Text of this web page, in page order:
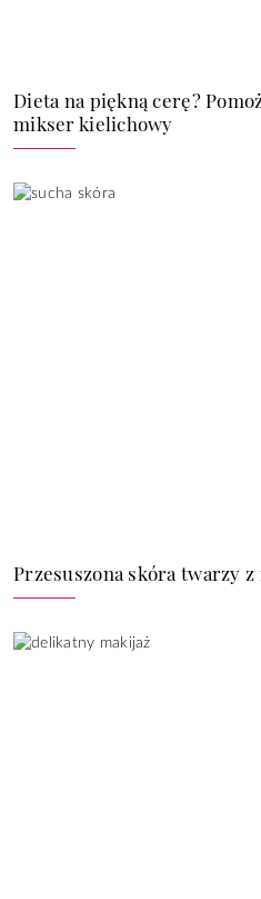
Dieta na piękną cerę?
mikser kielichowy
Przesuszona skóra twarzy z